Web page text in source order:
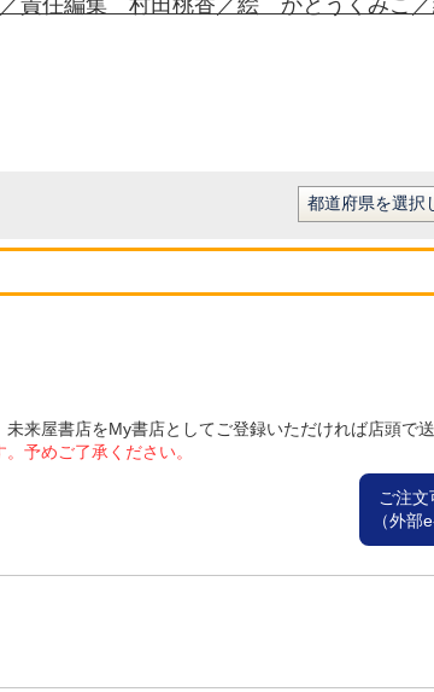
責任編集 村田桃香／絵 かとうくみこ
来屋書店をMy書店としてご登録いただければ店頭で
予めご了承ください。
ご注
（外部